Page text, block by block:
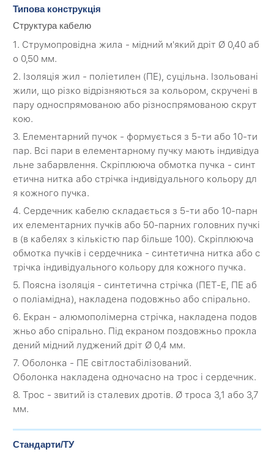
Типова конструкція
Структура кабелю
1. Струмопровідна жила - мідний м'який дріт Ø 0,40 аб
о 0,50 мм.
2. Ізоляція жил - поліетилен (ПЕ), суцільна. Ізольовані
жили, що різко відрізняються за кольором, скручені в
пару односпрямованою або різноспрямованою скрут
кою.
3. Елементарний пучок - формується з 5-ти або 10-ти
пар. Всі пари в елементарному пучку мають індивідуа
льне забарвлення. Скріплююча обмотка пучка - синт
етична нитка або стрічка індивідуального кольору дл
я кожного пучка.
4. Сердечник кабелю складається з 5-ти або 10-парн
их елементарних пучків або 50-парних головних пучкі
в (в кабелях з кількістю пар більше 100). Скріплююча
обмотка пучків і сердечника - синтетична нитка або с
трічка індивідуального кольору для кожного пучка.
5. Поясна ізоляція - синтетична стрічка (ПЕТ-Е, ПЕ аб
о поліамідна), накладена подовжньо або спірально.
6. Екран - алюмополімерна стрічка, накладена подов
жньо або спірально. Під екраном поздовжньо прокла
дений мідний луджений дріт Ø 0,4 мм.
7. Оболонка - ПЕ світлостабілізований.
Оболонка накладена одночасно на трос і сердечник.
8. Трос - звитий із сталевих дротів. Ø троса 3,1 або 3,7
мм.
Стандарти/ТУ